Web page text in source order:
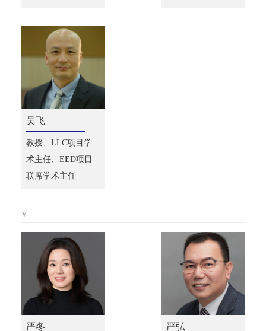
吴飞
教授、LLC项目学
术主任、EED项目
联席学术主任
Y
严冬 严弘